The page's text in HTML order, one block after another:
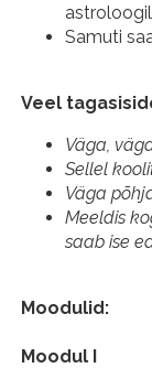
Samuti
Veel
Väga,
Sellel
Väga
Meeldis
saab ise
Moodulid:
Moodul I